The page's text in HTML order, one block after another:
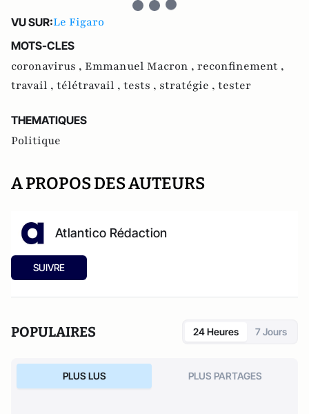
VU SUR:Le Figaro
MOTS-CLES
coronavirus , Emmanuel Macron , reconfinement ,
travail , télétravail , tests , stratégie , tester
THEMATIQUES
Politique
A PROPOS DES AUTEURS
Atlantico Rédaction
SUIVRE
POPULAIRES 24 Heures 7 Jours
PLUS LUS PLUS PARTAGES